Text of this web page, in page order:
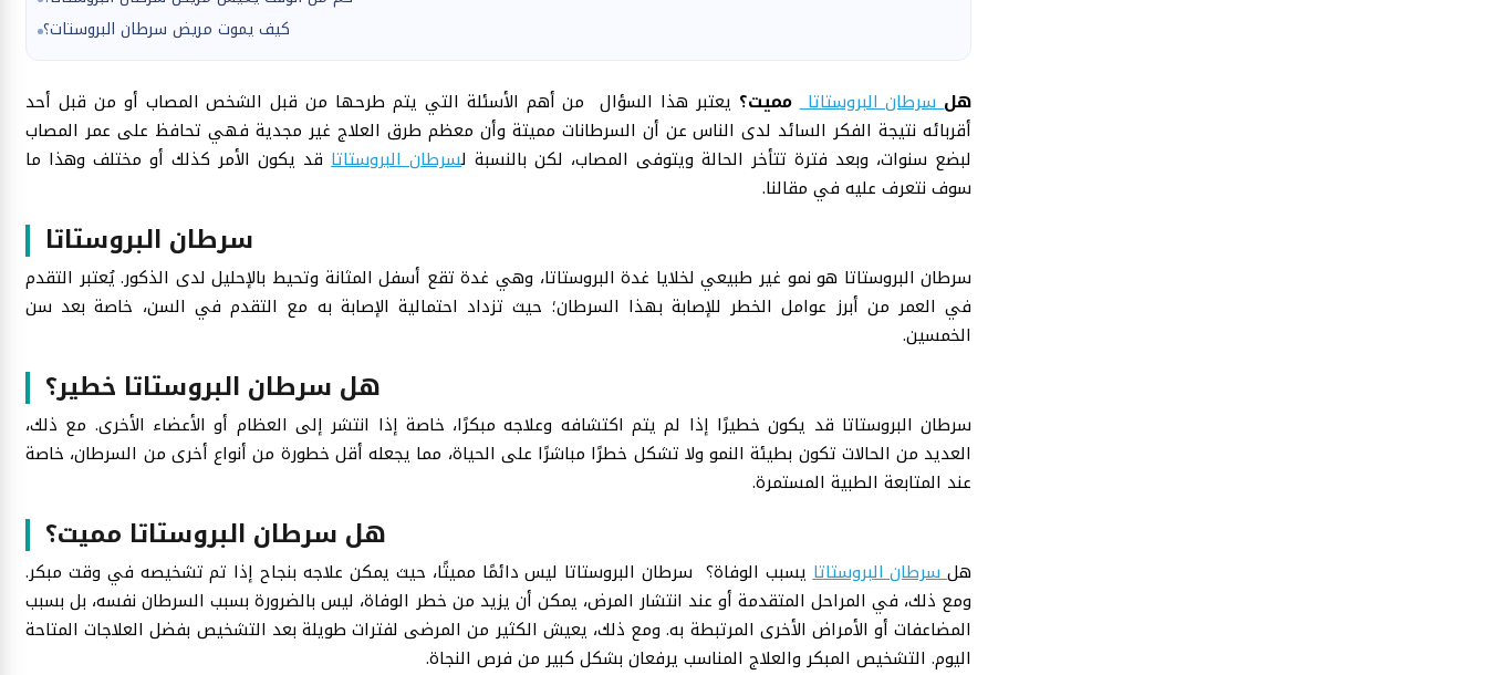
كيف يموت مريض سرطان البروستات؟
هلسرطان البروستاتامميت؟ يعتبر هذا السؤال من أهم الأسئلة التي يتم طرحها من قبل الشخص المصاب أو من قبل أحد
أقربائه نتيجة الفكر السائد لدى الناس عن أن السرطانات مميتة وأن معظم طرق العلاج غير مجدية فهي تحافظ على عمر المصاب
لبضع سنوات، وبعد فترة تتأخر الحالة ويتوفى المصاب، لكن بالنسبة لسرطان البروستاتاقد يكون الأمر كذلك أو مختلف وهذا ما
سوف نتعرف عليه في مقالنا.
سرطان البروستاتا
سرطان البروستاتا هو نمو غير طبيعي لخلايا غدة البروستاتا، وهي غدة تقع أسفل المثانة وتحيط بالإحليل لدى الذكور. يُعتبر التقدم
في العمر من أبرز عوامل الخطر للإصابة بهذا السرطان؛ حيث تزداد احتمالية الإصابة به مع التقدم في السن، خاصة بعد سن
الخمسين.
هل سرطان البروستاتا خطير؟
سرطان البروستاتا قد يكون خطيرًا إذا لم يتم اكتشافه وعلاجه مبكرًا، خاصة إذا انتشر إلى العظام أو الأعضاء الأخرى. مع ذلك،
العديد من الحالات تكون بطيئة النمو ولا تشكل خطرًا مباشرًا على الحياة، مما يجعله أقل خطورة من أنواع أخرى من السرطان، خاصة
عند المتابعة الطبية المستمرة.
هل سرطان البروستاتا مميت؟
هل سرطان البروستاتايسبب الوفاة؟ سرطان البروستاتا ليس دائمًا مميتًا، حيث يمكن علاجه بنجاح إذا تم تشخيصه في وقت مبكر.
ومع ذلك، في المراحل المتقدمة أو عند انتشار المرض، يمكن أن يزيد من خطر الوفاة، ليس بالضرورة بسبب السرطان نفسه، بل بسبب
المضاعفات أو الأمراض الأخرى المرتبطة به. ومع ذلك، يعيش الكثير من المرضى لفترات طويلة بعد التشخيص بفضل العلاجات المتاحة
اليوم. التشخيص المبكر والعلاج المناسب يرفعان بشكل كبير من فرص النجاة.